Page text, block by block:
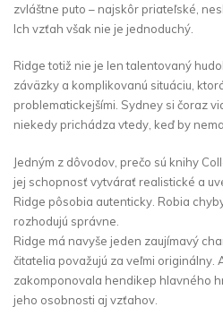
zvláštne puto – najskôr priateľské,
Ich vzťah však nie je jednoduchý.
Ridge totiž nie je len talentovaný
záväzky a komplikovanú situáciu,
problematickejšími. Sydney si čoraz
niekedy prichádza vtedy, keď by
Jedným z dôvodov, prečo sú knihy
jej schopnosť vytvárať realistické a
Ridge pôsobia autenticky. Robia
rozhodujú správne.
Ridge má navyše jeden zaujímavý
čitatelia považujú za veľmi originálny.
zakomponovala hendikep hlavného
jeho osobnosti aj vzťahov.